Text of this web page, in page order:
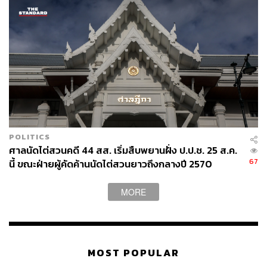
POLITICS
ศาลนัดไต่สวนคดี 44 สส. เริ่มสืบพยานฝั่ง ป.ป.ช. 25 ส.ค.
นี้ ขณะฝ่ายผู้คัดค้านนัดไต่สวนยาวถึงกลางปี 2570
67
MORE
MOST POPULAR